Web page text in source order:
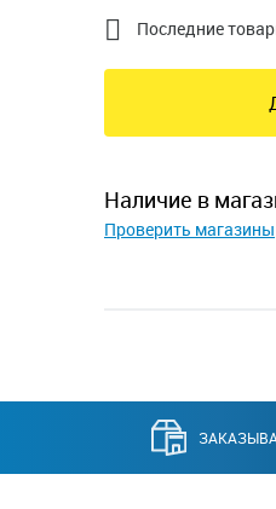
 Последние
наличие в
Проверить магазины